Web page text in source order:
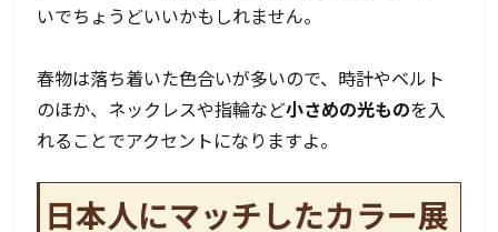
いでちょうどいいかもしれません。
春物は落ち着いた色合いが多いので、時計やベルト
のほか、ネックレスや指輪など小さめの光ものを入
れることでアクセントになりますよ。
日本人にマッチしたカラー展